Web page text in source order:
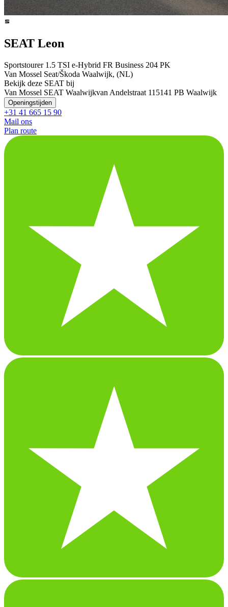
SEAT Leon
Sportstourer 1.5 TSI e-Hybrid FR Business 204 PK
Van Mossel Seat/Škoda Waalwijk, (NL)
Bekijk deze SEAT bij
Van Mossel SEAT Waalwijkvan Andelstraat 11 5141 PB Waalwijk
Openingstijden
+31 41 665 15 90
Mail ons
Plan route